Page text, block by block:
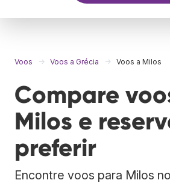
Voos Voos a Grécia Voos a Milos
Compare
Milos e
preferir
Encontre voos para Milos